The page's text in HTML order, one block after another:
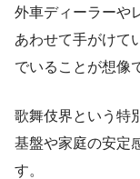
外車ディーラーや
あわせて手がけて
でいることが想像
歌舞伎界という特
基盤や家庭の安定
す。